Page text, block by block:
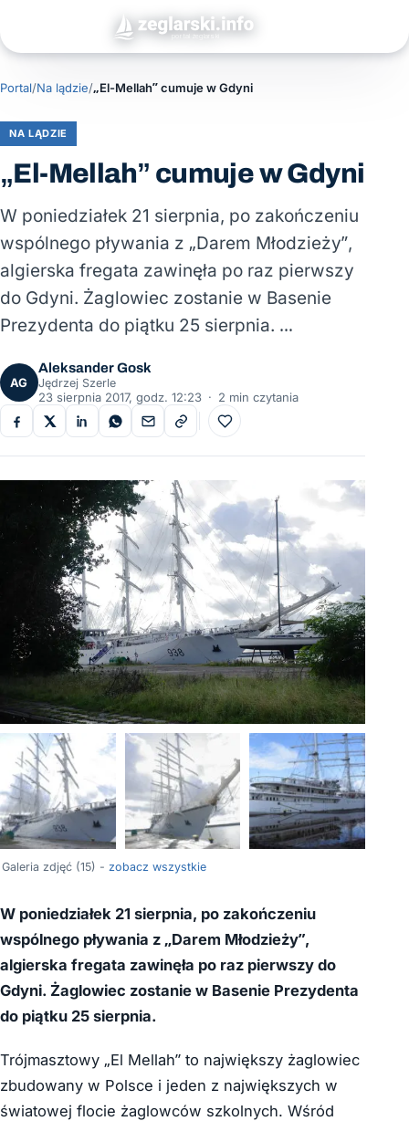
Portal/Na lądzie/„El-Mellah” cumuje w Gdyni
NA LĄDZIE
„El-Mellah” cumuje w Gdyni
W poniedziałek 21 sierpnia, po zakończeniu
wspólnego pływania z „Darem Młodzieży”,
algierska fregata zawinęła po raz pierwszy
do Gdyni. Żaglowiec zostanie w Basenie
Prezydenta do piątku 25 sierpnia. …
AG
Aleksander Gosk
Jędrzej Szerle
23 sierpnia 2017, godz. 12:23 · 2 min czytania
Do ulubionych
Galeria zdjęć (15) - zobacz wszystkie
W poniedziałek 21 sierpnia, po zakończeniu
wspólnego pływania z „Darem Młodzieży”,
algierska fregata zawinęła po raz pierwszy do
Gdyni. Żaglowiec zostanie w Basenie Prezydenta
do piątku 25 sierpnia.
Trójmasztowy „El Mellah” to największy żaglowiec
zbudowany w Polsce i jeden z największych w
światowej flocie żaglowców szkolnych. Wśród